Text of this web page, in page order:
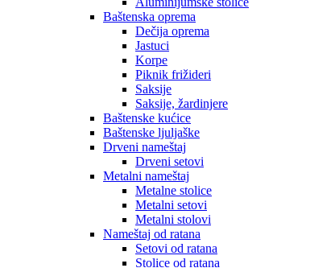
Baštenska oprema
Dečija oprema
Jastuci
Korpe
Piknik frižideri
Saksije
Saksije, žardinjere
Baštenske kućice
Baštenske ljuljaške
Drveni nameštaj
Drveni setovi
Metalni nameštaj
Metalne stolice
Metalni setovi
Metalni stolovi
Nameštaj od ratana
Setovi od ratana
Stolice od ratana